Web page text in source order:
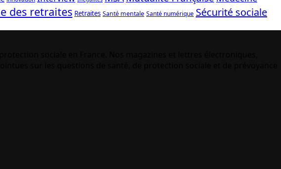
des retraites Retraites Santé mentale Santé numérique Sécurité sociale